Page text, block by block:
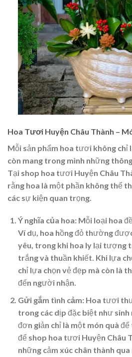
Hoa Tươi Huyện Châu Thành –
Mỗi sản phẩm hoa tươi không chỉ
còn mang trong mình những
Tại shop hoa tươi Huyện Châu
rằng hoa là một phần không thể
các sự kiện quan trọng.
Ý nghĩa của hoa: Mỗi loại hoa
Ví dụ, hoa hồng đỏ thường
yêu, trong khi hoa ly lại tượng
trắng và thuần khiết. Khi lựa
chỉ lựa chọn vẻ đẹp mà còn là
đến người nhận.
Gửi gắm tình cảm: Hoa tươi
trong các dịp đặc biệt như sinh
đơn giản chỉ là một món quà
để shop hoa tươi Huyện Châu
những cảm xúc chân thành